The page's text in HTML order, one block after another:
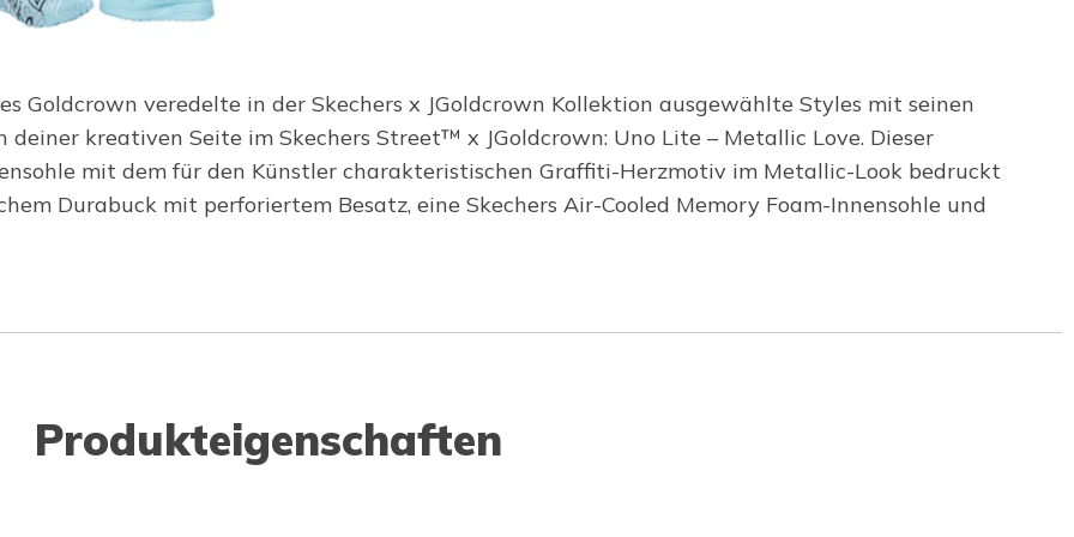
Goldcrown veredelte in der Skechers x JGoldcrown Kollektion ausgewählte Styles mit seinen
deiner kreativen Seite im Skechers Street™ x JGoldcrown: Uno Lite – Metallic Love. Dieser
mit dem für den Künstler charakteristischen Graffiti-Herzmotiv im Metallic-Look bedruckt
Durabuck mit perforiertem Besatz, eine Skechers Air-Cooled Memory Foam-Innensohle und
Produkteigenschaften